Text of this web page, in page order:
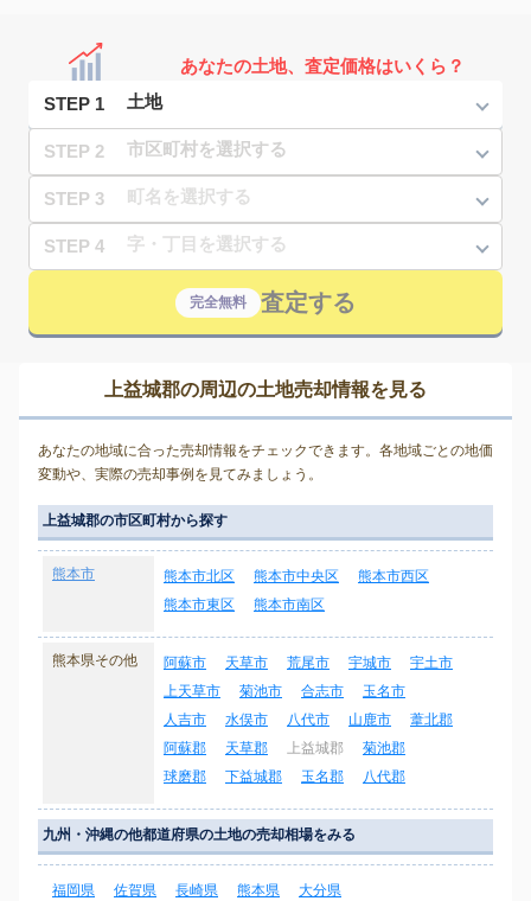
あなたの土地、査定価格はいくら？
STEP 1
STEP 2
STEP 3
STEP 4
完全無料 査定する
上益城郡の周辺の土地売却情報を見る
あなたの地域に合った売却情報をチェックできます。各地域ごとの地価
変動や、実際の売却事例を見てみましょう。
上益城郡の市区町村から探す
熊本市 熊本市北区 熊本市中央区
熊本市西区
熊本市東区
熊本市南区
熊本県その他 阿蘇市 天草市 荒尾市 宇城市
宇土市
上天草市
菊池市 合志市
玉名市
人吉市
水俣市 八代市 山鹿市
葦北郡
阿蘇郡
天草郡 上益城郡
菊池郡
球磨郡
下益城郡 玉名郡 八代郡
九州・沖縄の他都道府県の土地の売却相場をみる
福岡県 佐賀県 長崎県 熊本県
大分県